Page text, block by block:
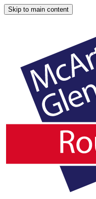
Skip to main content